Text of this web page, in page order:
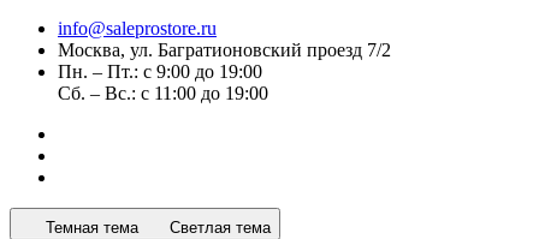
info@saleprostore.ru
Москва, ул. Багратионовский проезд 7/2
Пн. – Пт.: с 9:00 до 19:00
Сб. – Вс.: с 11:00 до 19:00
Темная тема Светлая тема